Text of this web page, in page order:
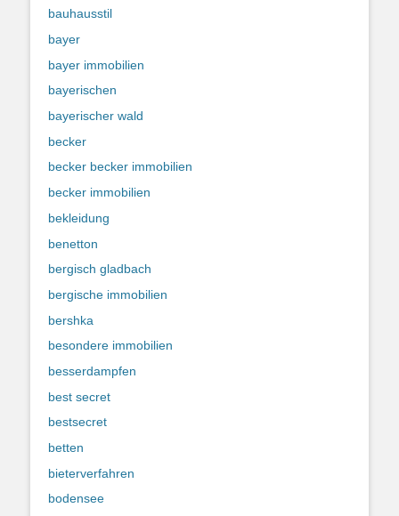
bauhausstil
bayer
bayer immobilien
bayerischen
bayerischer wald
becker
becker becker immobilien
becker immobilien
bekleidung
benetton
bergisch gladbach
bergische immobilien
bershka
besondere immobilien
besserdampfen
best secret
bestsecret
betten
bieterverfahren
bodensee